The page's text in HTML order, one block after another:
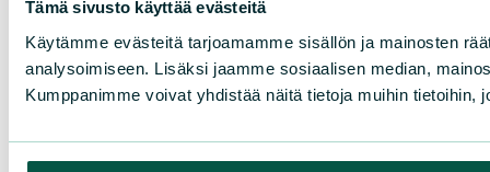
Tämä sivusto käyttää evästeitä
Käytämme evästeitä tarjoamamme sisällön ja mainosten
analysoimiseen. Lisäksi jaamme sosiaalisen median,
Kumppanimme voivat yhdistää näitä tietoja muihin tietoihin,